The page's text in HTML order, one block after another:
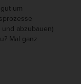
um
abzubauen)
Mal ganz